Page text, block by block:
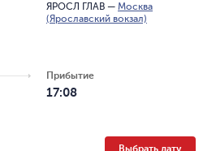
ЯРОСЛ ГЛАВ — Москва
(Ярославский вокзал)
Прибытие
17:08
Выбрать дату